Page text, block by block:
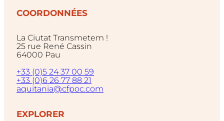
COORDONNÉES
La Ciutat Transmetem !
25 rue René Cassin
64000 Pau
+33 (0)5 24 37 00 59
+33 (0)6 26 77 88 21
aquitania@cfpoc.com
EXPLORER